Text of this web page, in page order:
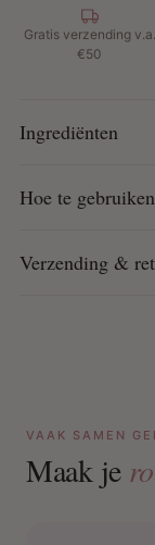
Rijk aan
Kahai-
Anti-frizz en
99%
gebruik het
Gratis verzending v.a.
€50
Ingrediënten
Hoe te gebruiken
Verzending &
VAAK SAMEN
Maak je